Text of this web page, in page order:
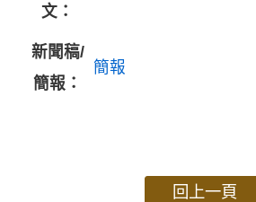
文：
新聞稿/
簡報：
簡報
回上一頁